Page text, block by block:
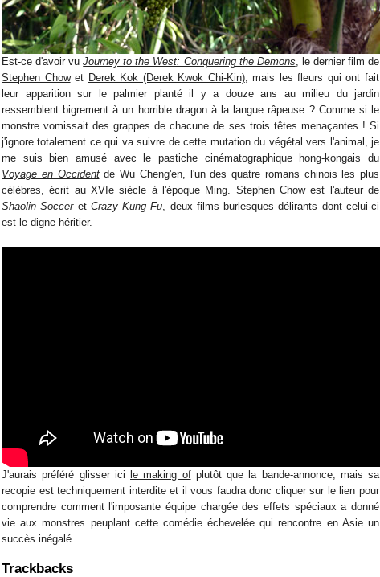
Est-ce d'avoir vuJourney to the West: Conquering the Demons , le dernier film de
Stephen Chowet Derek Kok (Derek Kwok Chi-Kin), mais les fleurs qui ont fait
leur apparition sur le palmier planté il y a douze ans au milieu du jardin
ressemblent bigrement à un horrible dragon à la langue râpeuse ? Comme si le
monstre vomissait des grappes de chacune de ses trois têtes menaçantes ! Si
j'ignore totalement ce qui va suivre de cette mutation du végétal vers l'animal, je
me suis bien amusé avec le pastiche cinématographique hong-kongais du
Voyage en Occidentde Wu Cheng'en, l'un des quatre romans chinois les plus
célèbres, écrit au XVIe siècle à l'époque Ming. Stephen Chow est l'auteur de
Shaolin Socceret Crazy Kung Fu , deux films burlesques délirants dont celui-ci
est le digne héritier.
J'aurais préféré glisser ici le making ofplutôt que la bande-annonce, mais sa
recopie est techniquement interdite et il vous faudra donc cliquer sur le lien pour
comprendre comment l'imposante équipe chargée des effets spéciaux a donné
vie aux monstres peuplant cette comédie échevelée qui rencontre en Asie un
succès inégalé...
Trackbacks